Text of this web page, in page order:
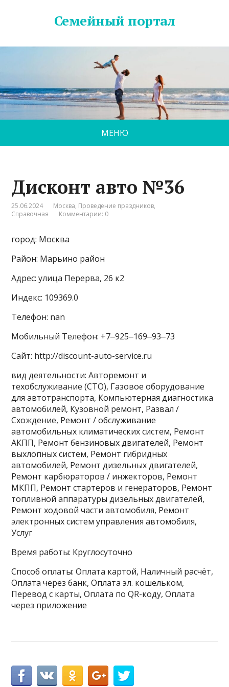
Семейный портал
МЕНЮ
Дисконт авто №36
25.06.2024 Москва, Проведение праздников,
Справочная
Комментарии: 0
город: Москва
Район: Марьино район
Адрес: улица Перерва, 26 к2
Индекс: 109369.0
Телефон: nan
Мобильный Телефон: +7‒925‒169‒93‒73
Сайт: http://discount-auto-service.ru
вид деятельности: Авторемонт и
техобслуживание (СТО), Газовое оборудование
для автотранспорта, Компьютерная диагностика
автомобилей, Кузовной ремонт, Развал /
Схождение, Ремонт / обслуживание
автомобильных климатических систем, Ремонт
АКПП, Ремонт бензиновых двигателей, Ремонт
выхлопных систем, Ремонт гибридных
автомобилей, Ремонт дизельных двигателей,
Ремонт карбюраторов / инжекторов, Ремонт
МКПП, Ремонт стартеров и генераторов, Ремонт
топливной аппаратуры дизельных двигателей,
Ремонт ходовой части автомобиля, Ремонт
электронных систем управления автомобиля,
Услуг
Время работы: Круглосуточно
Способ оплаты: Оплата картой, Наличный расчёт,
Оплата через банк, Оплата эл. кошельком,
Перевод с карты, Оплата по QR-коду, Оплата
через приложение